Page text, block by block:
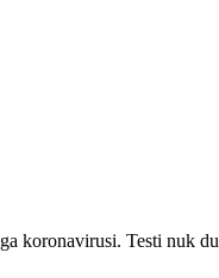
koronavirusi. Testi nuk